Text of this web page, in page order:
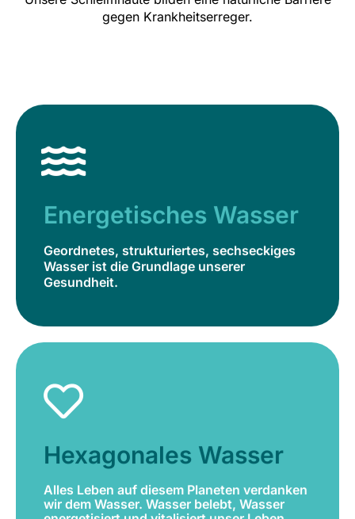
gegen Krankheitserreger.
Energetisches Wasser
Geordnetes, strukturiertes, sechseckiges
Wasser ist die Grundlage unserer
Gesundheit.
Energetisches Wasser
Wasser ist die Grundlage unserer
Gesundheit.
Jetzt bestellen
Hexagonales Wasser
Alles Leben auf diesem Planeten verdanken
wir dem Wasser. Wasser belebt, Wasser
wir dem Wasser. Wasser belebt, Wasser
energetisiert und vitalisiert unser Leben.
Jetzt bestellen